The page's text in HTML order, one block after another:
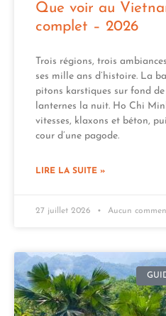
Que voir au
complet – 2026
Trois régions, trois
ses mille ans d’histoire. La
pitons karstiques sur fond
lanternes la nuit. Ho Chi
vitesses, klaxons et béton,
cour d’une pagode.
LIRE LA SUITE »
27 juillet 2026 Aucun